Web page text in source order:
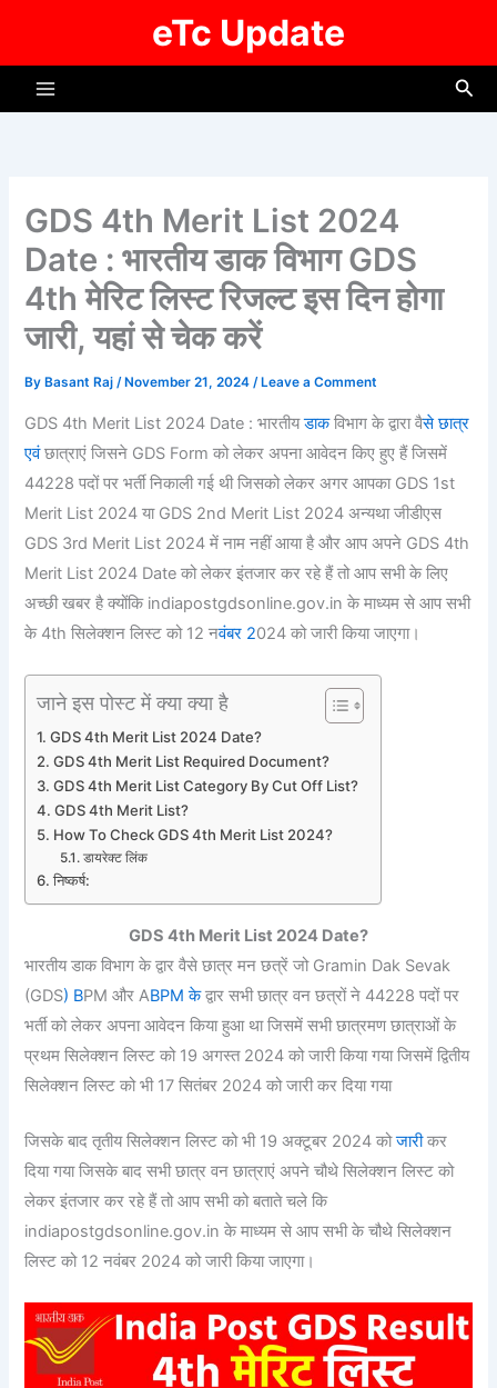
eTc Update
GDS 4th Merit List 2024
Date : भारतीय डाक विभाग GDS
4th मेरिट लिस्ट रिजल्ट इस दिन होगा
जारी, यहां से चेक करें
By Basant Raj/ November 21, 2024/ Leave a Comment
GDS 4th Merit List 2024 Date : भारतीयडाकविभाग के द्वारा वैसे छात्र
एवंछात्राएं जिसने GDS Form को लेकर अपना आवेदन किए हुए हैं जिसमें
44228 पदों पर भर्ती निकाली गई थी जिसको लेकर अगर आपका GDS 1st
Merit List 2024 या GDS 2nd Merit List 2024 अन्यथा जीडीएस
GDS 3rd Merit List 2024 में नाम नहीं आया है और आप अपने GDS 4th
Merit List 2024 Date को लेकर इंतजार कर रहे हैं तो आप सभी के लिए
अच्छी खबर है क्योंकि indiapostgdsonline.gov.in के माध्यम से आप सभी
के 4th सिलेक्शन लिस्ट को 12 नवंबर 2024 को जारी किया जाएगा।
जाने इस पोस्ट में क्या क्या है
GDS 4th Merit List 2024 Date?
GDS 4th Merit List Required Document?
GDS 4th Merit List Category By Cut Off List?
GDS 4th Merit List?
How To Check GDS 4th Merit List 2024?
डायरेक्ट लिंक
निष्कर्ष:
GDS 4th Merit List 2024 Date?
भारतीय डाक विभाग के द्वार वैसे छात्र मन छत्रें जो Gramin Dak Sevak
(GDS) BPM और ABPM केद्वार सभी छात्र वन छत्रों ने 44228 पदों पर
भर्ती को लेकर अपना आवेदन किया हुआ था जिसमें सभी छात्रमण छात्राओं के
प्रथम सिलेक्शन लिस्ट को 19 अगस्त 2024 को जारी किया गया जिसमें द्वितीय
सिलेक्शन लिस्ट को भी 17 सितंबर 2024 को जारी कर दिया गया
जिसके बाद तृतीय सिलेक्शन लिस्ट को भी 19 अक्टूबर 2024 कोजारीकर
दिया गया जिसके बाद सभी छात्र वन छात्राएं अपने चौथे सिलेक्शन लिस्ट को
लेकर इंतजार कर रहे हैं तो आप सभी को बताते चले कि
indiapostgdsonline.gov.in के माध्यम से आप सभी के चौथे सिलेक्शन
लिस्ट को 12 नवंबर 2024 को जारी किया जाएगा।